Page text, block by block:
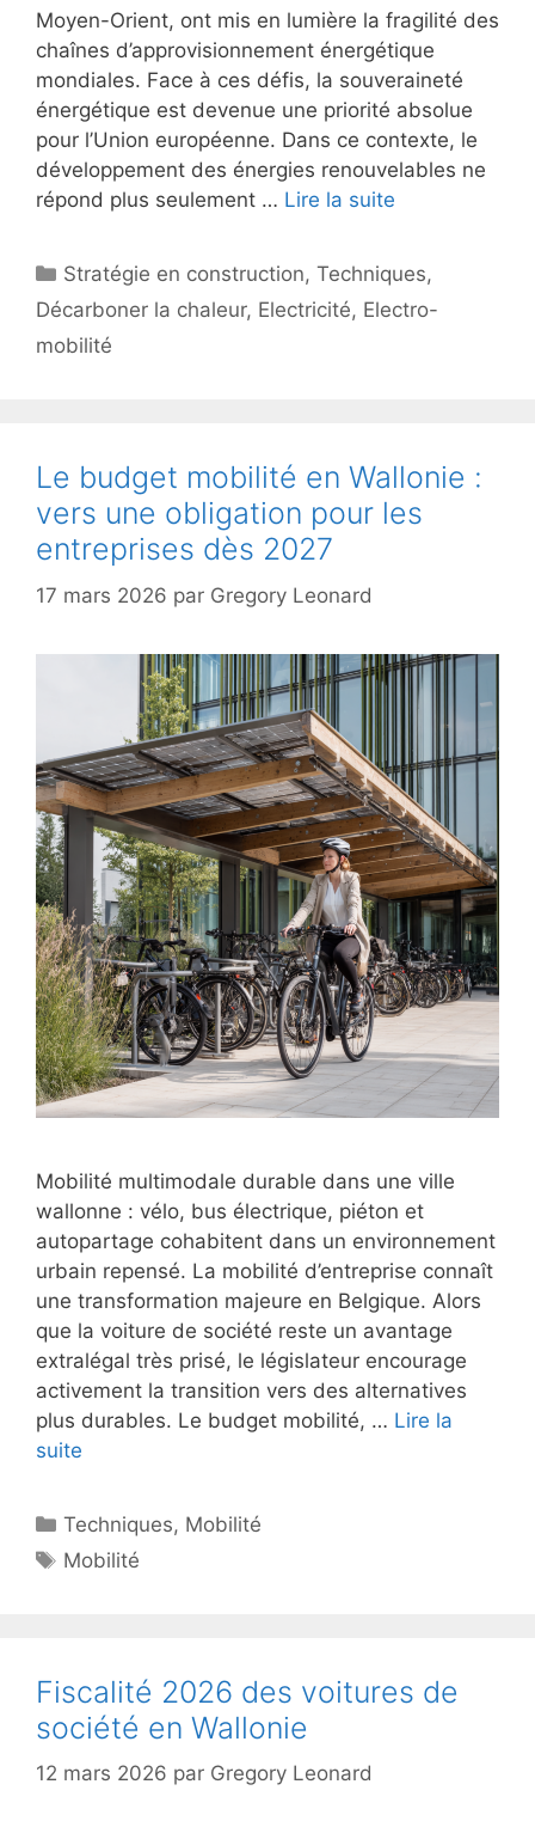
Moyen-Orient, ont mis en lumière la fragilité des
chaînes d’approvisionnement énergétique
mondiales. Face à ces défis, la souveraineté
énergétique est devenue une priorité absolue
pour l’Union européenne. Dans ce contexte, le
développement des énergies renouvelables ne
répond plus seulement … Lire la suite
Catégories
Stratégie en construction,Techniques,
Décarboner la chaleur, Electricité, Electro-
mobilité
Le budget mobilité en Wallonie :
vers une obligation pour les
entreprises dès 2027
17 mars 2026 par Gregory Leonard
Mobilité multimodale durable dans une ville
wallonne : vélo, bus électrique, piéton et
autopartage cohabitent dans un environnement
urbain repensé. La mobilité d’entreprise connaît
une transformation majeure en Belgique. Alors
que la voiture de société reste un avantage
extralégal très prisé, le législateur encourage
activement la transition vers des alternatives
plus durables. Le budget mobilité, … Lire la
suite
Catégories
Techniques, Mobilité
Étiquettes
Mobilité
Fiscalité 2026 des voitures de
société en Wallonie
12 mars 2026 par Gregory Leonard